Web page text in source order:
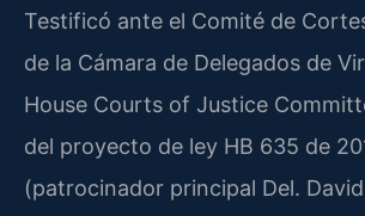
Testificó ante el Comité de
de la Cámara de Delegados de
House Courts of Justice
del proyecto de ley HB 635 de
(patrocinador principal Del.